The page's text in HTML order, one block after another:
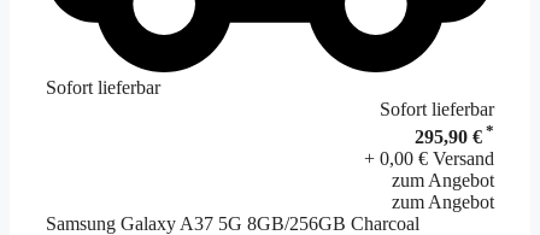
Sofort lieferbar
Sofort lieferbar
295,90 € *
+ 0,00 € Versand
zum Angebot
zum Angebot
Samsung Galaxy A37 5G 8GB/256GB Charcoal